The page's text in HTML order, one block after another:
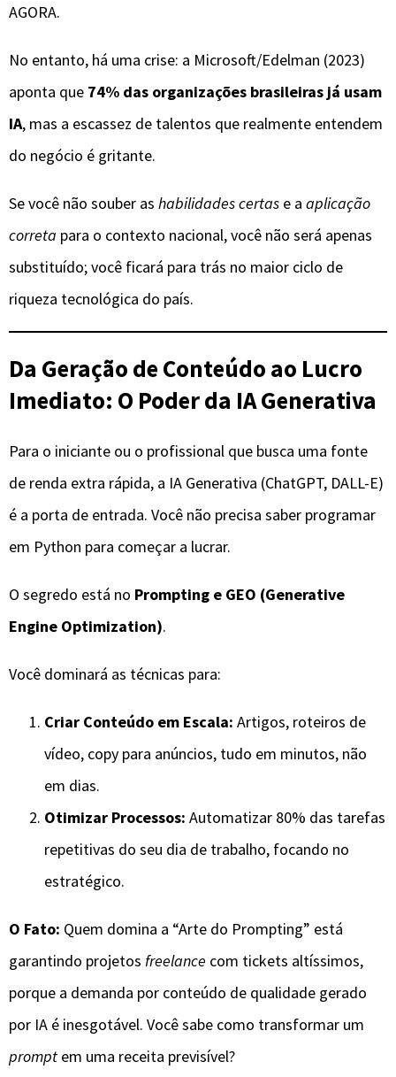
AGORA.
No entanto, há uma crise: a Microsoft/Edelman (2023)
aponta que 74% das organizações brasileiras já usam
IA, mas a escassez de talentos que realmente entendem
do negócio é gritante.
Se você não souber as habilidades certas e a aplicação
correta para o contexto nacional, você não será apenas
substituído; você ficará para trás no maior ciclo de
riqueza tecnológica do país.
Da Geração de Conteúdo ao Lucro
Imediato: O Poder da IA Generativa
Para o iniciante ou o profissional que busca uma fonte
de renda extra rápida, a IA Generativa (ChatGPT, DALL-E)
é a porta de entrada. Você não precisa saber programar
em Python para começar a lucrar.
O segredo está no Prompting e GEO (Generative
Engine Optimization).
Você dominará as técnicas para:
Criar Conteúdo em Escala: Artigos, roteiros de
vídeo, copy para anúncios, tudo em minutos, não
em dias.
Otimizar Processos: Automatizar 80% das tarefas
repetitivas do seu dia de trabalho, focando no
estratégico.
O Fato: Quem domina a “Arte do Prompting” está
garantindo projetos freelance com tickets altíssimos,
porque a demanda por conteúdo de qualidade gerado
por IA é inesgotável. Você sabe como transformar um
prompt em uma receita previsível?